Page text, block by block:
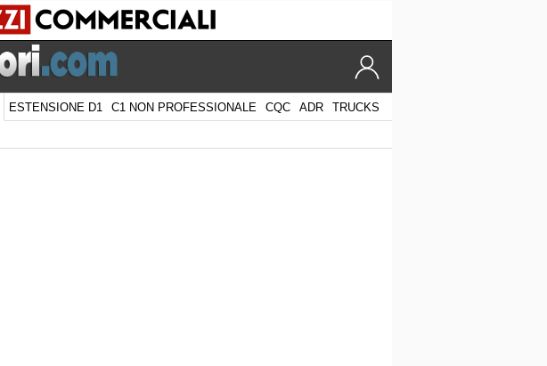
ESTENSIONE D1 C1 NON PROFESSIONALE CQC ADR TRUCKS